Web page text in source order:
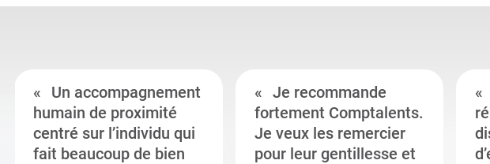
Un accompagnement
humain de proximité
centré sur l’individu qui
fait beaucoup de bien
Je recommande
fortement Comptalents.
Je veux les remercier
pour leur gentillesse et